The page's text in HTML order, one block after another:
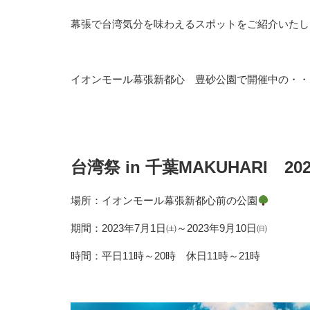
幕張で台湾気分を味わえるスポットをご紹介いた
イオンモール幕張新都心 豊砂公園で開催中の・・
台湾祭 in 千葉MAKUHARI
場所：イオンモール幕張新都心前の公園
期間：2023年7月1日㈯～2023年9月10日㈰
時間：平日11時～20時 休日11時～21時